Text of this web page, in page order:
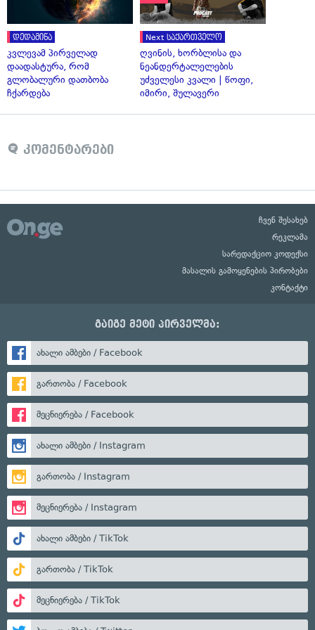
დედამიწა
კვლევამ პირველად
დაადასტურა, რომ
გლობალური დათბობა
ჩქარდება
Next საქართველო
ღვინის, ხორბლისა და
ნეანდერტალელების
უძველესი კვალი | წოფი,
იმირი, შულავერი
კომენტარები
ჩვენ შესახებ
რეკლამა
სარედაქციო კოდექსი
მასალის გამოყენების პირობები
კონტაქტი
გაიგე მეტი პირველმა:
ახალი ამბები / Facebook
გართობა / Facebook
მეცნიერება / Facebook
ახალი ამბები / Instagram
გართობა / Instagram
მეცნიერება / Instagram
ახალი ამბები / TikTok
გართობა / TikTok
მეცნიერება / TikTok